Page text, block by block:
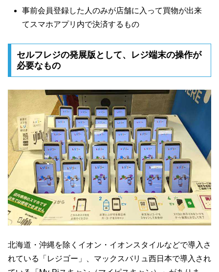
事前会員登録した人のみが店舗に入って買物が出来
てスマホアプリ内で決済するもの
セルフレジの発展版として、レジ端末の操作が
必要なもの
北海道・沖縄を除くイオン・イオンスタイルなどで導入さ
れている「レジゴー」、マックスバリュ西日本で導入され